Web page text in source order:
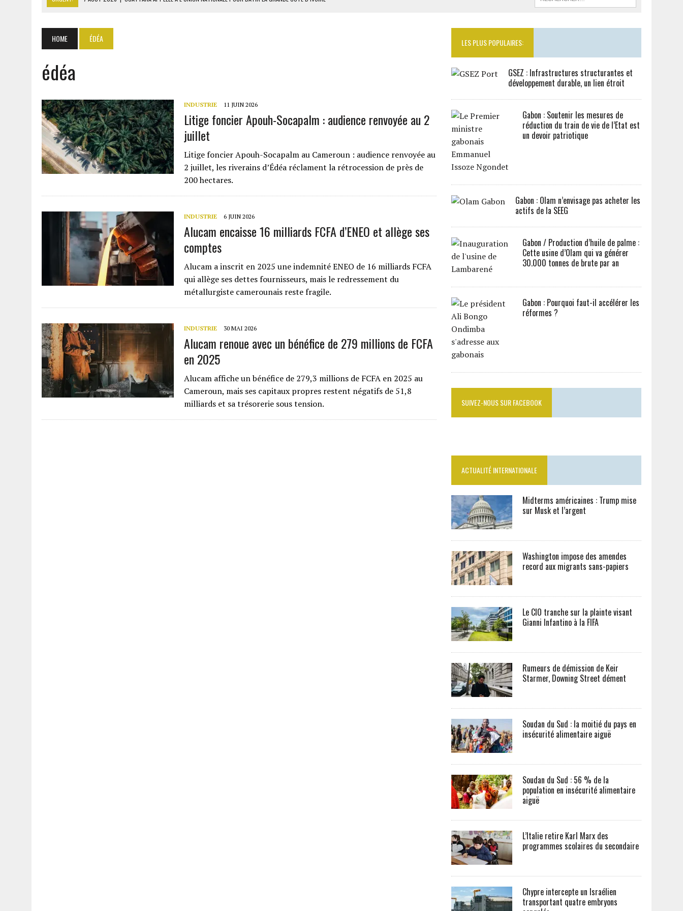
SÉNÉGAL : THIERNO ALASSANE SALL ACCUSE PASTEF DE DUPLICITÉ SUR L’ASER
7 AOÛT 2026 | LE PREMIER MINISTRE GUINÉEN SALUE LE MODÈLE IVOIRIEN DE DÉVELOPPEMENT
7 AOÛT 2026
HOME ÉDÉA
édéa
INDUSTRIE 11 JUIN 2026
Litige foncier Apouh-Socapalm : audience renvoyée au 2
juillet
Litige foncier Apouh-Socapalm au Cameroun : audience renvoyée au
2 juillet, les riverains d’Édéa réclament la rétrocession de près de
200 hectares.
INDUSTRIE 6 JUIN 2026
Alucam encaisse 16 milliards FCFA d’ENEO et allège ses
comptes
Alucam a inscrit en 2025 une indemnité ENEO de 16 milliards FCFA
qui allège ses dettes fournisseurs, mais le redressement du
métallurgiste camerounais reste fragile.
INDUSTRIE 30 MAI 2026
Alucam renoue avec un bénéfice de 279 millions de FCFA
en 2025
Alucam affiche un bénéfice de 279,3 millions de FCFA en 2025 au
Cameroun, mais ses capitaux propres restent négatifs de 51,8
milliards et sa trésorerie sous tension.
LES PLUS POPULAIRES:
GSEZ : Infrastructures structurantes et
développement durable, un lien étroit
Gabon : Soutenir les mesures de
réduction du train de vie de l’Etat est
un devoir patriotique
Gabon : Olam n’envisage pas acheter les
actifs de la SEEG
Gabon / Production d’huile de palme :
Cette usine d’Olam qui va générer
30.000 tonnes de brute par an
Gabon : Pourquoi faut-il accélérer les
réformes ?
SUIVEZ-NOUS SUR FACEBOOK
ACTUALITÉ INTERNATIONALE
Midterms américaines : Trump mise
sur Musk et l’argent
Washington impose des amendes
record aux migrants sans-papiers
Le CIO tranche sur la plainte visant
Gianni Infantino à la FIFA
Rumeurs de démission de Keir
Starmer, Downing Street dément
Soudan du Sud : la moitié du pays en
insécurité alimentaire aiguë
Soudan du Sud : 56 % de la
population en insécurité alimentaire
aiguë
L’Italie retire Karl Marx des
programmes scolaires du secondaire
Chypre intercepte un Israélien
transportant quatre embryons